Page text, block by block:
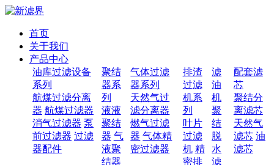
首页
关于我们
产品中心
油库过滤设备
系列
航煤过滤分离
器 航煤过滤器
消气过滤器 泵
前过滤器 过滤
器配件
聚结
器系
列
液液
聚结
器 气
液聚
结器
气体过滤
器系列
天然气过
滤分离器
燃气过滤
器 气体精
密过滤器
排渣
过滤
机系
列
叶片
过滤
机 精
密排
滤
油
机
聚
结
脱
水
滤
配套滤
芯
聚结分
离滤芯
天然气
滤芯 油
滤芯